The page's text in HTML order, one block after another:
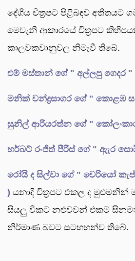
දේශීය චිත්‍රපට පිළිබඳව අතීතයට
මෙවැනි ආකාරයේ චිත්‍රපට
කාලවකවානුවල නිමැවී තිබේ.
එම් මස්තාන් ගේ " අල්ලපු ගෙදර "
මනික් චන්ද්‍රසාගර ගේ " කොළඹ
සුනිල් ආරියරත්න ගේ "
හර්බට් රංජිත් පීරිස් ගේ " ඇැර
රෝයි ද සිල්වා ගේ " චෙරියෝ
) යනාදි චිත්‍රපට එකල ද මුළුමනින්
සියලු විකට නළුවවන් එකම
නිර්මාණ බවට සටහහන්ව තිබේ.